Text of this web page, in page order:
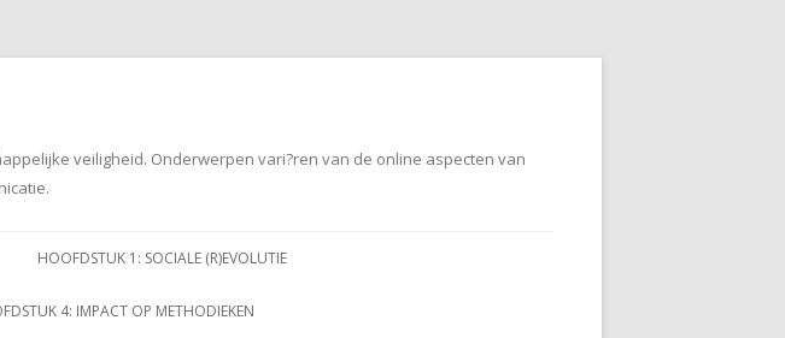
veiligheid. Onderwerpen vari?ren van de online aspecten van
HOOFDSTUK 1: SOCIALE (R)EVOLUTIE
4: IMPACT OP METHODIEKEN